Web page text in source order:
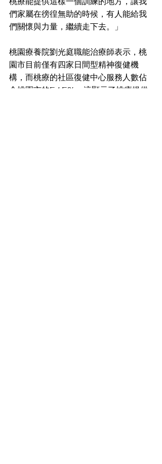
們家屬在徬徨無助的時候，有人能給我
們關懷與力量，繼續走下去。」
桃園療養院劉光庭職能治療師表示，桃
園市目前僅有四家日間型精神復健機
構，而桃療的社區復健中心服務人數佔
全桃園市的54.5%。這顯示了桃療提供